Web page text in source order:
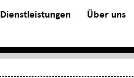
Dienstleistungen Über uns